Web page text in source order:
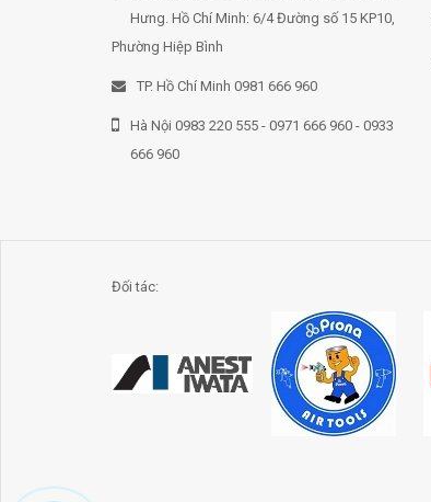
Hưng. Hồ Chí Minh: 6/4 Đường số 15 KP10,
Phường Hiệp Bình
TP. Hồ Chí Minh 0981 666 960
Hà Nội 0983 220 555 - 0971 666 960 - 0933
666 960
Đối tác: